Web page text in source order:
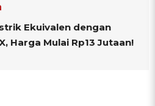
Ekuivalen dengan
Harga Mulai Rp13 Jutaan!